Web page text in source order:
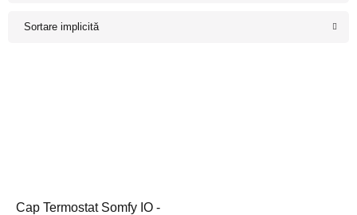
Sortare implicită
Cap Termostat Somfy IO -